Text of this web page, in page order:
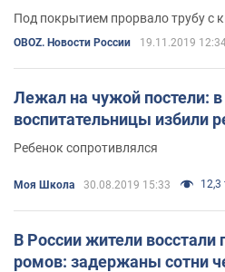
Под покрытием прорвало трубу с
OBOZ. Новости России 19.11.2019
Лежал на чужой постели: в
воспитательницы избили
Ребенок сопротивлялся
Моя Школа 30.08.2019 15:33 12,3
В России жители восстали
ромов: задержаны сотни